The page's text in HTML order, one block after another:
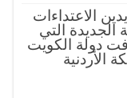
الاعتداءات
الجديدة التي
دولة الكويت
الأردنية